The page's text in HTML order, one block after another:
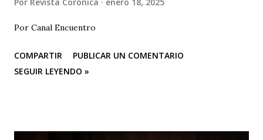
Por Canal Encuentro
COMPARTIR
PUBLICAR UN COMENTARIO
SEGUIR LEYENDO »